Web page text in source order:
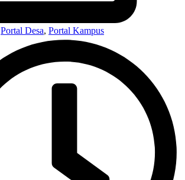
Portal Desa, Portal Kampus